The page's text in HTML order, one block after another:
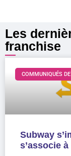
Les
franchise
COMMUNIQUÉS
Subway
s’associe